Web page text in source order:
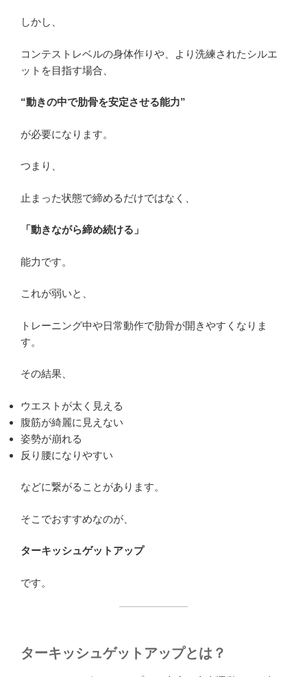
しかし、
コンテストレベルの身体作りや、より洗練されたシルエ
ットを目指す場合、
“動きの中で肋骨を安定させる能力”
が必要になります。
つまり、
止まった状態で締めるだけではなく、
「動きながら締め続ける」
能力です。
これが弱いと、
トレーニング中や日常動作で肋骨が開きやすくなりま
す。
その結果、
ウエストが太く見える
腹筋が綺麗に見えない
姿勢が崩れる
反り腰になりやすい
などに繋がることがあります。
そこでおすすめなのが、
ターキッシュゲットアップ
です。
ターキッシュゲットアップとは？